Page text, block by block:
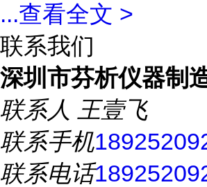
...查看全文 >
联系我们
深圳市芬析仪器制
联系人 王壹飞
联系手机
联系电话